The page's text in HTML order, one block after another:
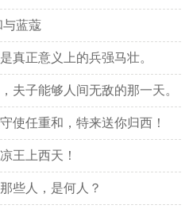
与蓝蔻
真正意义上的兵强马壮。
夫子能够人间无敌的那一天。
使任重和，特来送你归西！
王上西天！
些人，是何人？